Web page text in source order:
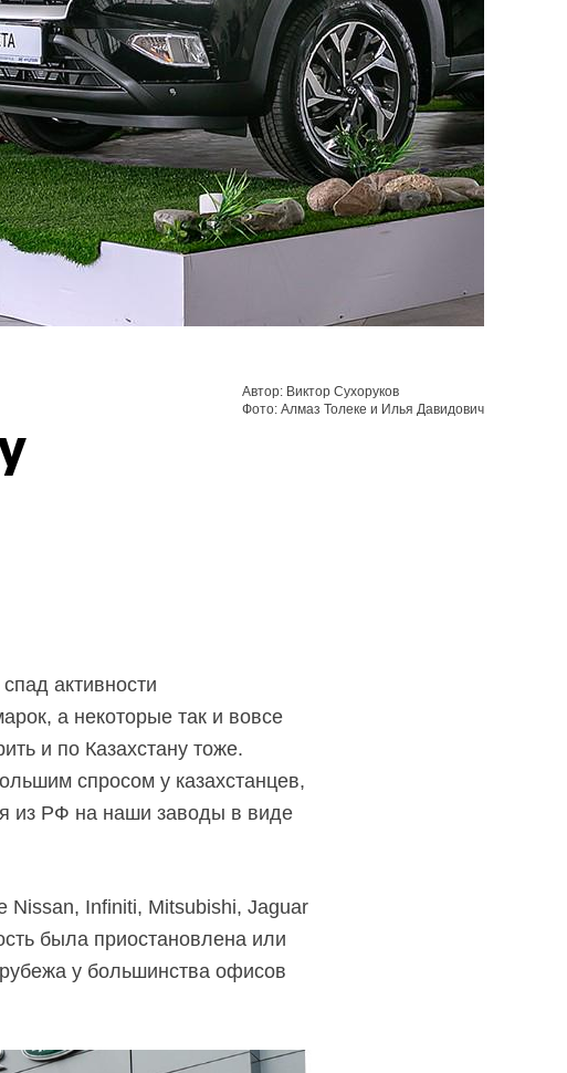
Автор: Виктор Сухоруков
Фото: Алмаз Толеке и Илья Давидович
активности
а некоторые так и вовсе
и по Казахстану тоже.
спросом у казахстанцев,
из РФ на наши заводы в виде
Nissan, Infiniti, Mitsubishi, Jaguar
была приостановлена или
у большинства офисов